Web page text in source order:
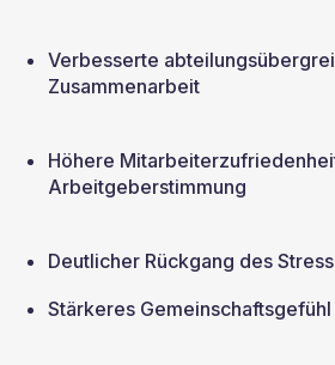
Verbesserte
Zusammenarbeit
Höhere
Arbeitgeberstimmung
Deutlicher Rückgang des
Stärkeres Gemeinschaftsgefühl